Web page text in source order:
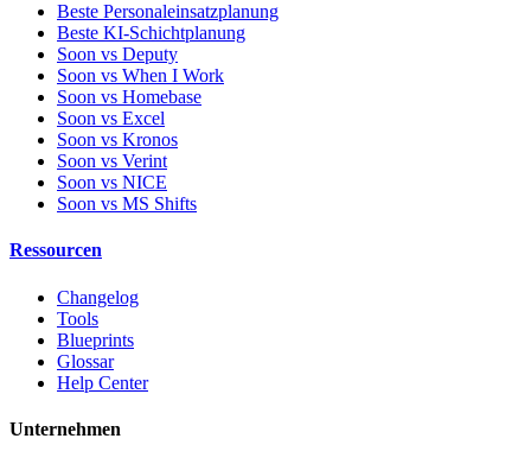
Beste Personaleinsatzplanung
Beste KI-Schichtplanung
Soon vs Deputy
Soon vs When I Work
Soon vs Homebase
Soon vs Excel
Soon vs Kronos
Soon vs Verint
Soon vs NICE
Soon vs MS Shifts
Ressourcen
Changelog
Tools
Blueprints
Glossar
Help Center
Unternehmen